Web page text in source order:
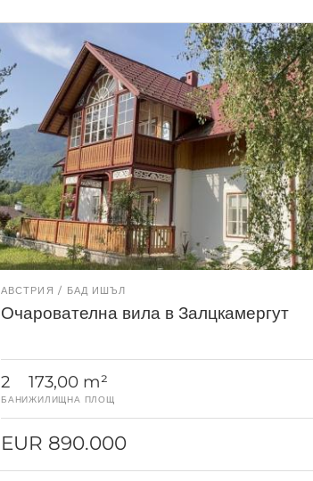
АВСТРИЯ БАД ИШЪЛ
Очарователна вила в Залцкамергут
2
БАНИ
173,00 m²
ЖИЛИЩНА ПЛОЩ
EUR 890.000